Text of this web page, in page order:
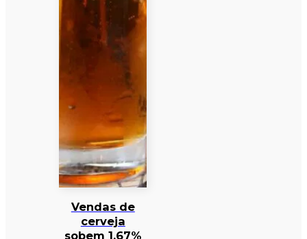
Vendas de
cerveja
sobem 1,67%